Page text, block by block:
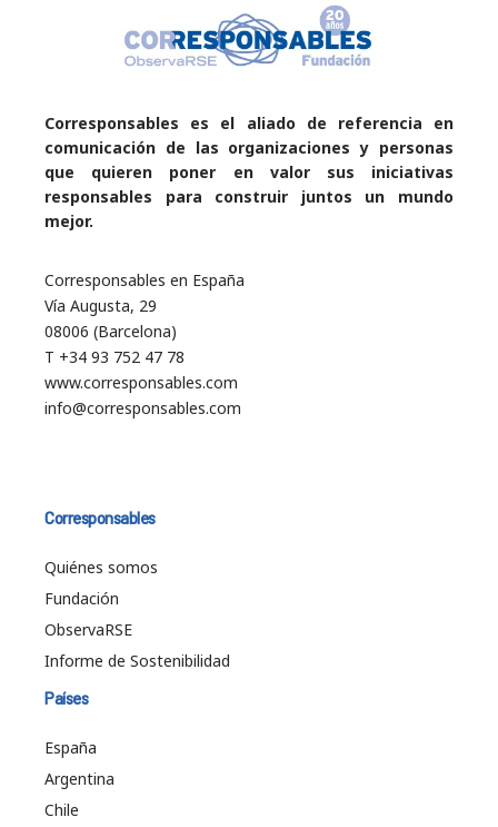
Corresponsables es el aliado de referencia en
comunicación de las organizaciones y personas
que quieren poner en valor sus iniciativas
responsables para construir juntos un mundo
mejor.
Corresponsables en España
Vía Augusta, 29
08006 (Barcelona)
T +34 93 752 47 78
www.corresponsables.com
info@corresponsables.com
Corresponsables
Quiénes somos
Fundación
ObservaRSE
Informe de Sostenibilidad
Países
España
Argentina
Chile